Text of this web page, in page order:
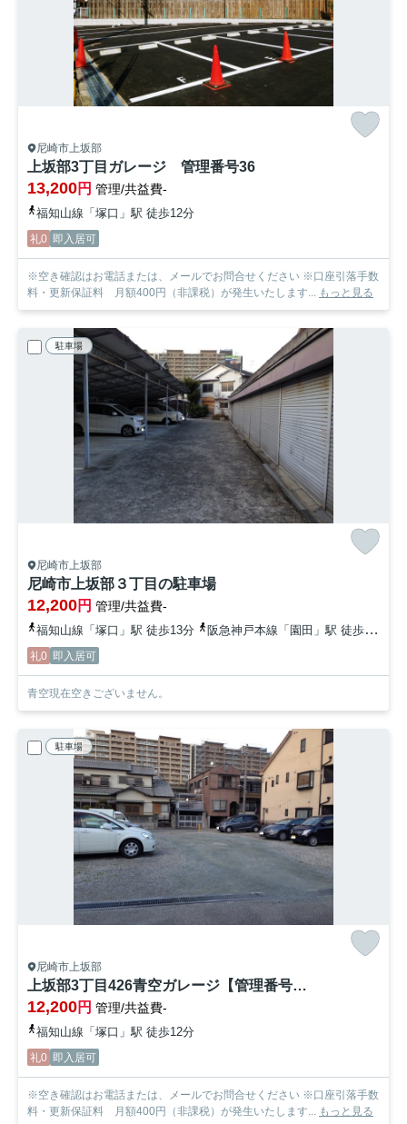
尼崎市上坂部
上坂部3丁目ガレージ 管理番号36
13,200円 管理/共益費-
福知山線「塚口」駅 徒歩12分
礼0 即入居可
※空き確認はお電話または、メールでお問合せください ※口座引落手数
料・更新保証料 月額400円（非課税）が発生いたします... もっと見る
駐車場
尼崎市上坂部
尼崎市上坂部３丁目の駐車場
12,200円 管理/共益費-
福知山線「塚口」駅 徒歩13分 阪急神戸本線「園田」駅 徒歩23分
礼0 即入居可
青空現在空きございません。
駐車場
尼崎市上坂部
上坂部3丁目426青空ガレージ【管理番号14】
12,200円 管理/共益費-
福知山線「塚口」駅 徒歩12分
礼0 即入居可
※空き確認はお電話または、メールでお問合せください ※口座引落手数
料・更新保証料 月額400円（非課税）が発生いたします...
もっと見る